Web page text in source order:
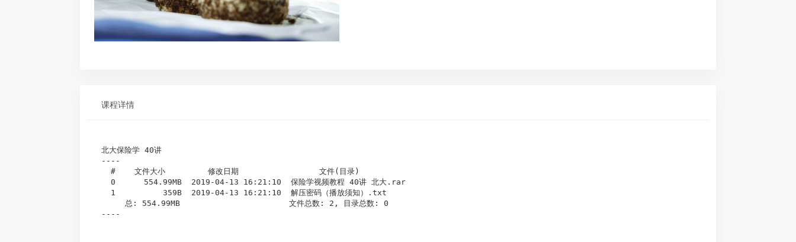
课程详情
北大保险学 40讲
----
  #    文件大小         修改日期                 文件(目录)
  0      554.99MB  2019-04-13 16:21:10  保险学视频教程 40讲 北大.rar
  1          359B  2019-04-13 16:21:10  解压密码（播放须知）.txt
     总: 554.99MB                       文件总数: 2, 目录总数: 0
----